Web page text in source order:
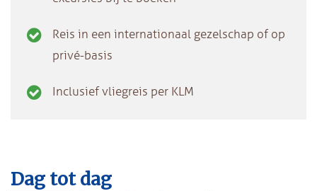
Reis in een internationaal gezelschap of op
privé-basis
Inclusief vliegreis per KLM
Dag tot dag